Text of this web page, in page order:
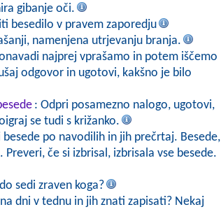
gibanje oči.
besedilo v pravem zaporedju
namenjena utrjevanju branja.
najprej vprašamo in potem iščemo
odgovor in ugotovi, kakšno je bilo
: Odpri posamezno nalogo, ugotovi,
se tudi s križanko.
besede po navodilih in jih prečrtaj. Besede,
če si izbrisal, izbrisala vse besede.
sedi zraven koga?
dni v tednu in jih znati zapisati? Nekaj